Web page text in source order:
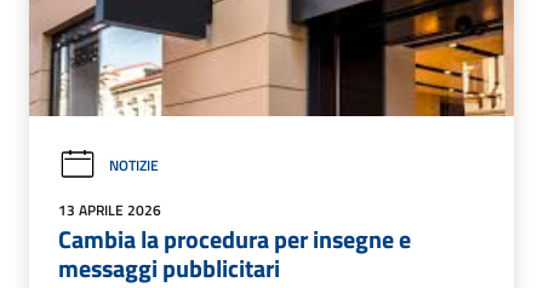
NOTIZIE
13 APRILE 2026
Cambia la procedura per insegne e
messaggi pubblicitari